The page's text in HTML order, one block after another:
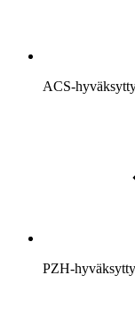
ACS-
PZH-hyväksytty